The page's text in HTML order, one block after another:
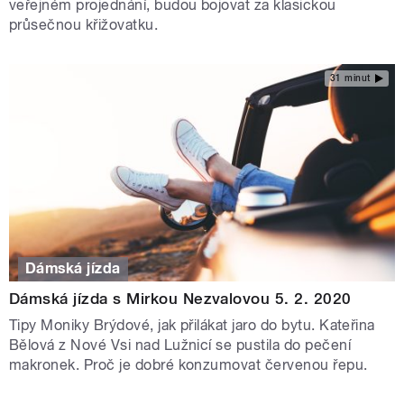
veřejném projednání, budou bojovat za klasickou
průsečnou křižovatku.
31 minut
Dámská jízda
Dámská jízda s Mirkou Nezvalovou 5. 2. 2020
Tipy Moniky Brýdové, jak přilákat jaro do bytu. Kateřina
Bělová z Nové Vsi nad Lužnicí se pustila do pečení
makronek. Proč je dobré konzumovat červenou řepu.